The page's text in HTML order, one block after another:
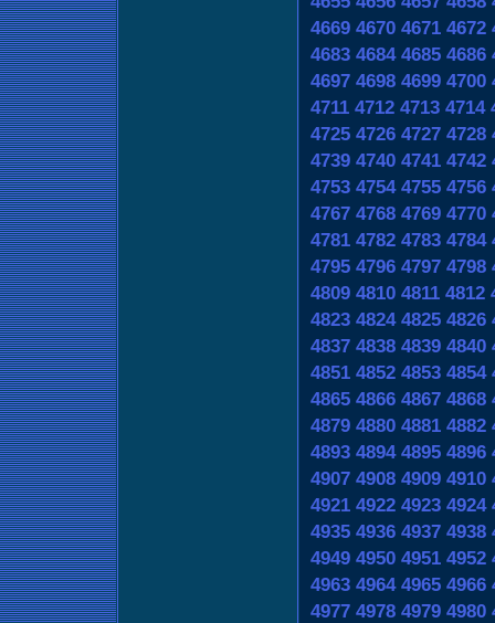
4669 4670 4671 4672
4683 4684 4685 4686
4697 4698 4699 4700
4711 4712 4713 4714
4725 4726 4727 4728
4739 4740 4741 4742
4753 4754 4755 4756
4767 4768 4769 4770
4781 4782 4783 4784
4795 4796 4797 4798
4809 4810 4811 4812
4823 4824 4825 4826
4837 4838 4839 4840
4851 4852 4853 4854
4865 4866 4867 4868
4879 4880 4881 4882
4893 4894 4895 4896
4907 4908 4909 4910
4921 4922 4923 4924
4935 4936 4937 4938
4949 4950 4951 4952
4963 4964 4965 4966
4977 4978 4979 4980